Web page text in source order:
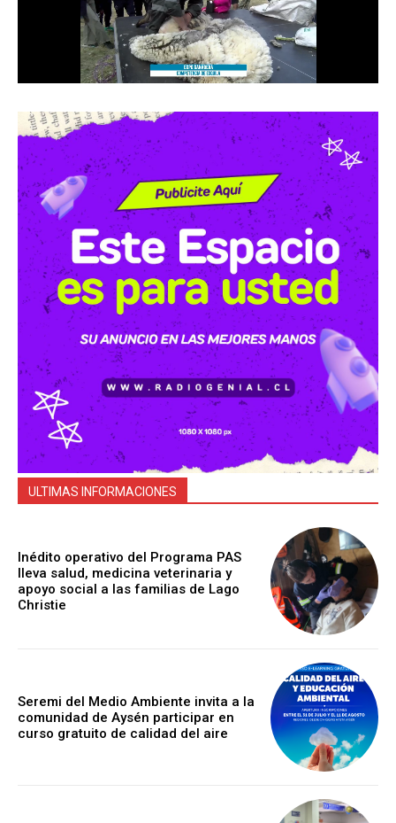
ULTIMAS INFORMACIONES
Inédito operativo del Programa PAS
lleva salud, medicina veterinaria y
apoyo social a las familias de Lago
Christie
Seremi del Medio Ambiente invita a la
comunidad de Aysén participar en
curso gratuito de calidad del aire